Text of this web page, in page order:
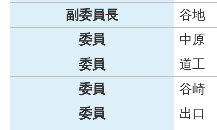
副委員長
谷地
委員
中原
委員
道工
委員
谷崎
委員
出口